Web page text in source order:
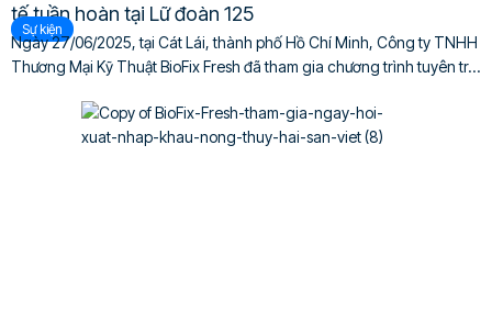
tế tuần hoàn tại Lữ đoàn 125
Sự kiện
Ngày 27/06/2025, tại Cát Lái, thành phố Hồ Chí Minh, Công ty TNHH
Thương Mại Kỹ Thuật BioFix Fresh đã tham gia chương trình tuyên tr...